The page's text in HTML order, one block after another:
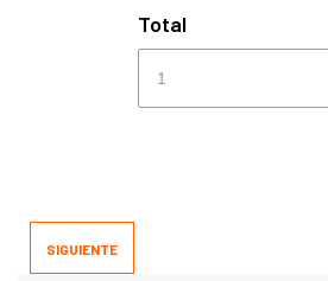
Total
SIGUIENTE